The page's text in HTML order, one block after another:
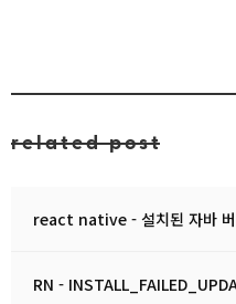
related post
react native - 설치된 자바 버
RN -